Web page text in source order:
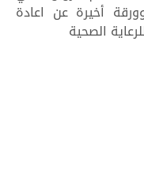
أخيرة عن اعادة
الصحية